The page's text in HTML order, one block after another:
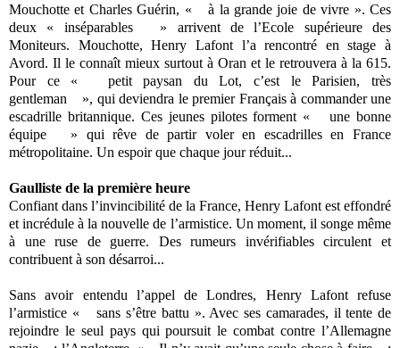
Mouchotte et Charles Guérin, « à la grande joie de vivre ». Ces
deux « inséparables » arrivent de l’Ecole supérieure des
Moniteurs. Mouchotte, Henry Lafont l’a rencontré en stage à
Avord. Il le connaît mieux surtout à Oran et le retrouvera à la 615.
Pour ce « petit paysan du Lot, c’est le Parisien, très
gentleman », qui deviendra le premier Français à commander une
escadrille britannique. Ces jeunes pilotes forment « une bonne
équipe » qui rêve de partir voler en escadrilles en France
métropolitaine. Un espoir que chaque jour réduit...
Gaulliste de la première heure
Confiant dans l’invincibilité de la France, Henry Lafont est effondré
et incrédule à la nouvelle de l’armistice. Un moment, il songe même
à une ruse de guerre. Des rumeurs invérifiables circulent et
contribuent à son désarroi...
Sans avoir entendu l’appel de Londres, Henry Lafont refuse
l’armistice « sans s’être battu ». Avec ses camarades, il tente de
rejoindre le seul pays qui poursuit le combat contre l’Allemagne